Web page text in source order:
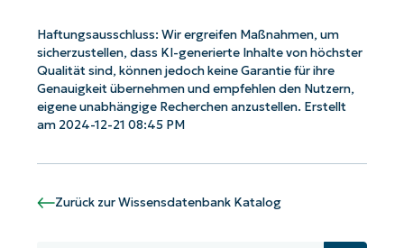
Haftungsausschluss: Wir ergreifen Maßnahmen, um
sicherzustellen, dass KI-generierte Inhalte von höchster
Qualität sind, können jedoch keine Garantie für ihre
Genauigkeit übernehmen und empfehlen den Nutzern,
eigene unabhängige Recherchen anzustellen. Erstellt
am 2024-12-21 08:45 PM
Zurück zur Wissensdatenbank Katalog
Starten Sie mit NinjaOne AI-gesteuerten
KB-Analysen!
and